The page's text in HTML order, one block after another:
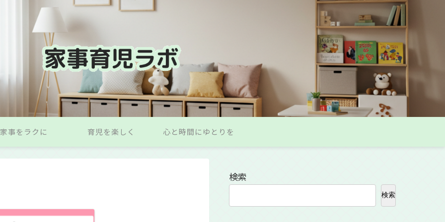
家事をラクに 育児を楽しく 心と時間にゆとりを
検索
検索